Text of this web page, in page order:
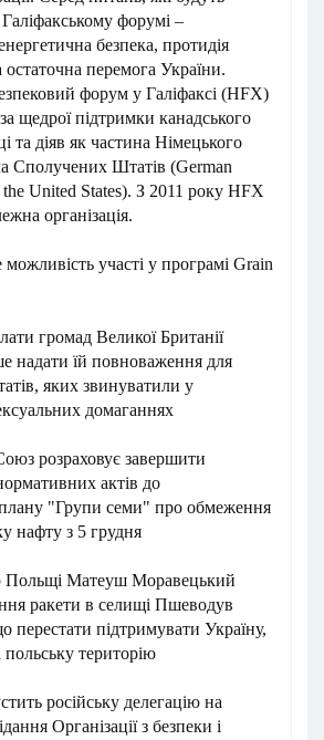
форумі –
безпека, протидія
остаточна перемога України.
форум у Галіфаксі (HFX)
щедрої підтримки канадського
та діяв як частина Німецького
Сполучених Штатів (German
United States). З 2011 року HFX
організація.
участі у програмі Grain
громад Великої Британії
надати їй повноваження для
яких звинуватили у
домаганнях
розраховує завершити
актів до
"Групи семи" про обмеження
нафту з 5 грудня
Польщі Матеуш Моравецький
ракети в селищі Пшеводув
перестати підтримувати Україну,
територію
російську делегацію на
Організації з безпеки і